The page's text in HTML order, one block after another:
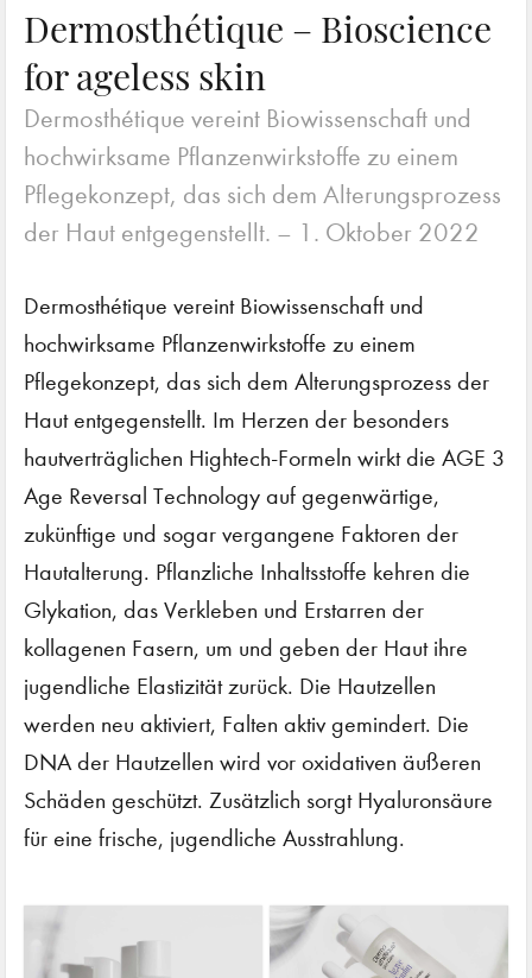
Dermosthétique – Bioscience
for ageless skin
Dermosthétique vereint Biowissenschaft und
hochwirksame Pflanzenwirkstoffe zu einem
Pflegekonzept, das sich dem Alterungsprozess
der Haut entgegenstellt. – 1. Oktober 2022
Dermosthétique vereint Biowissenschaft und
hochwirksame Pflanzenwirkstoffe zu einem
Pflegekonzept, das sich dem Alterungsprozess der
Haut entgegenstellt. Im Herzen der besonders
hautverträglichen Hightech-Formeln wirkt die AGE 3
Age Reversal Technology auf gegenwärtige,
zukünftige und sogar vergangene Faktoren der
Hautalterung. Pflanzliche Inhaltsstoffe kehren die
Glykation, das Verkleben und Erstarren der
kollagenen Fasern, um und geben der Haut ihre
jugendliche Elastizität zurück. Die Hautzellen
werden neu aktiviert, Falten aktiv gemindert. Die
DNA der Hautzellen wird vor oxidativen äußeren
Schäden geschützt. Zusätzlich sorgt Hyaluronsäure
für eine frische, jugendliche Ausstrahlung.